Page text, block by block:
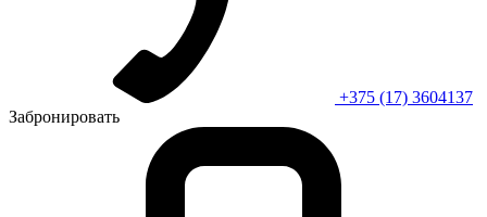
+375 (17) 3604137
Забронировать